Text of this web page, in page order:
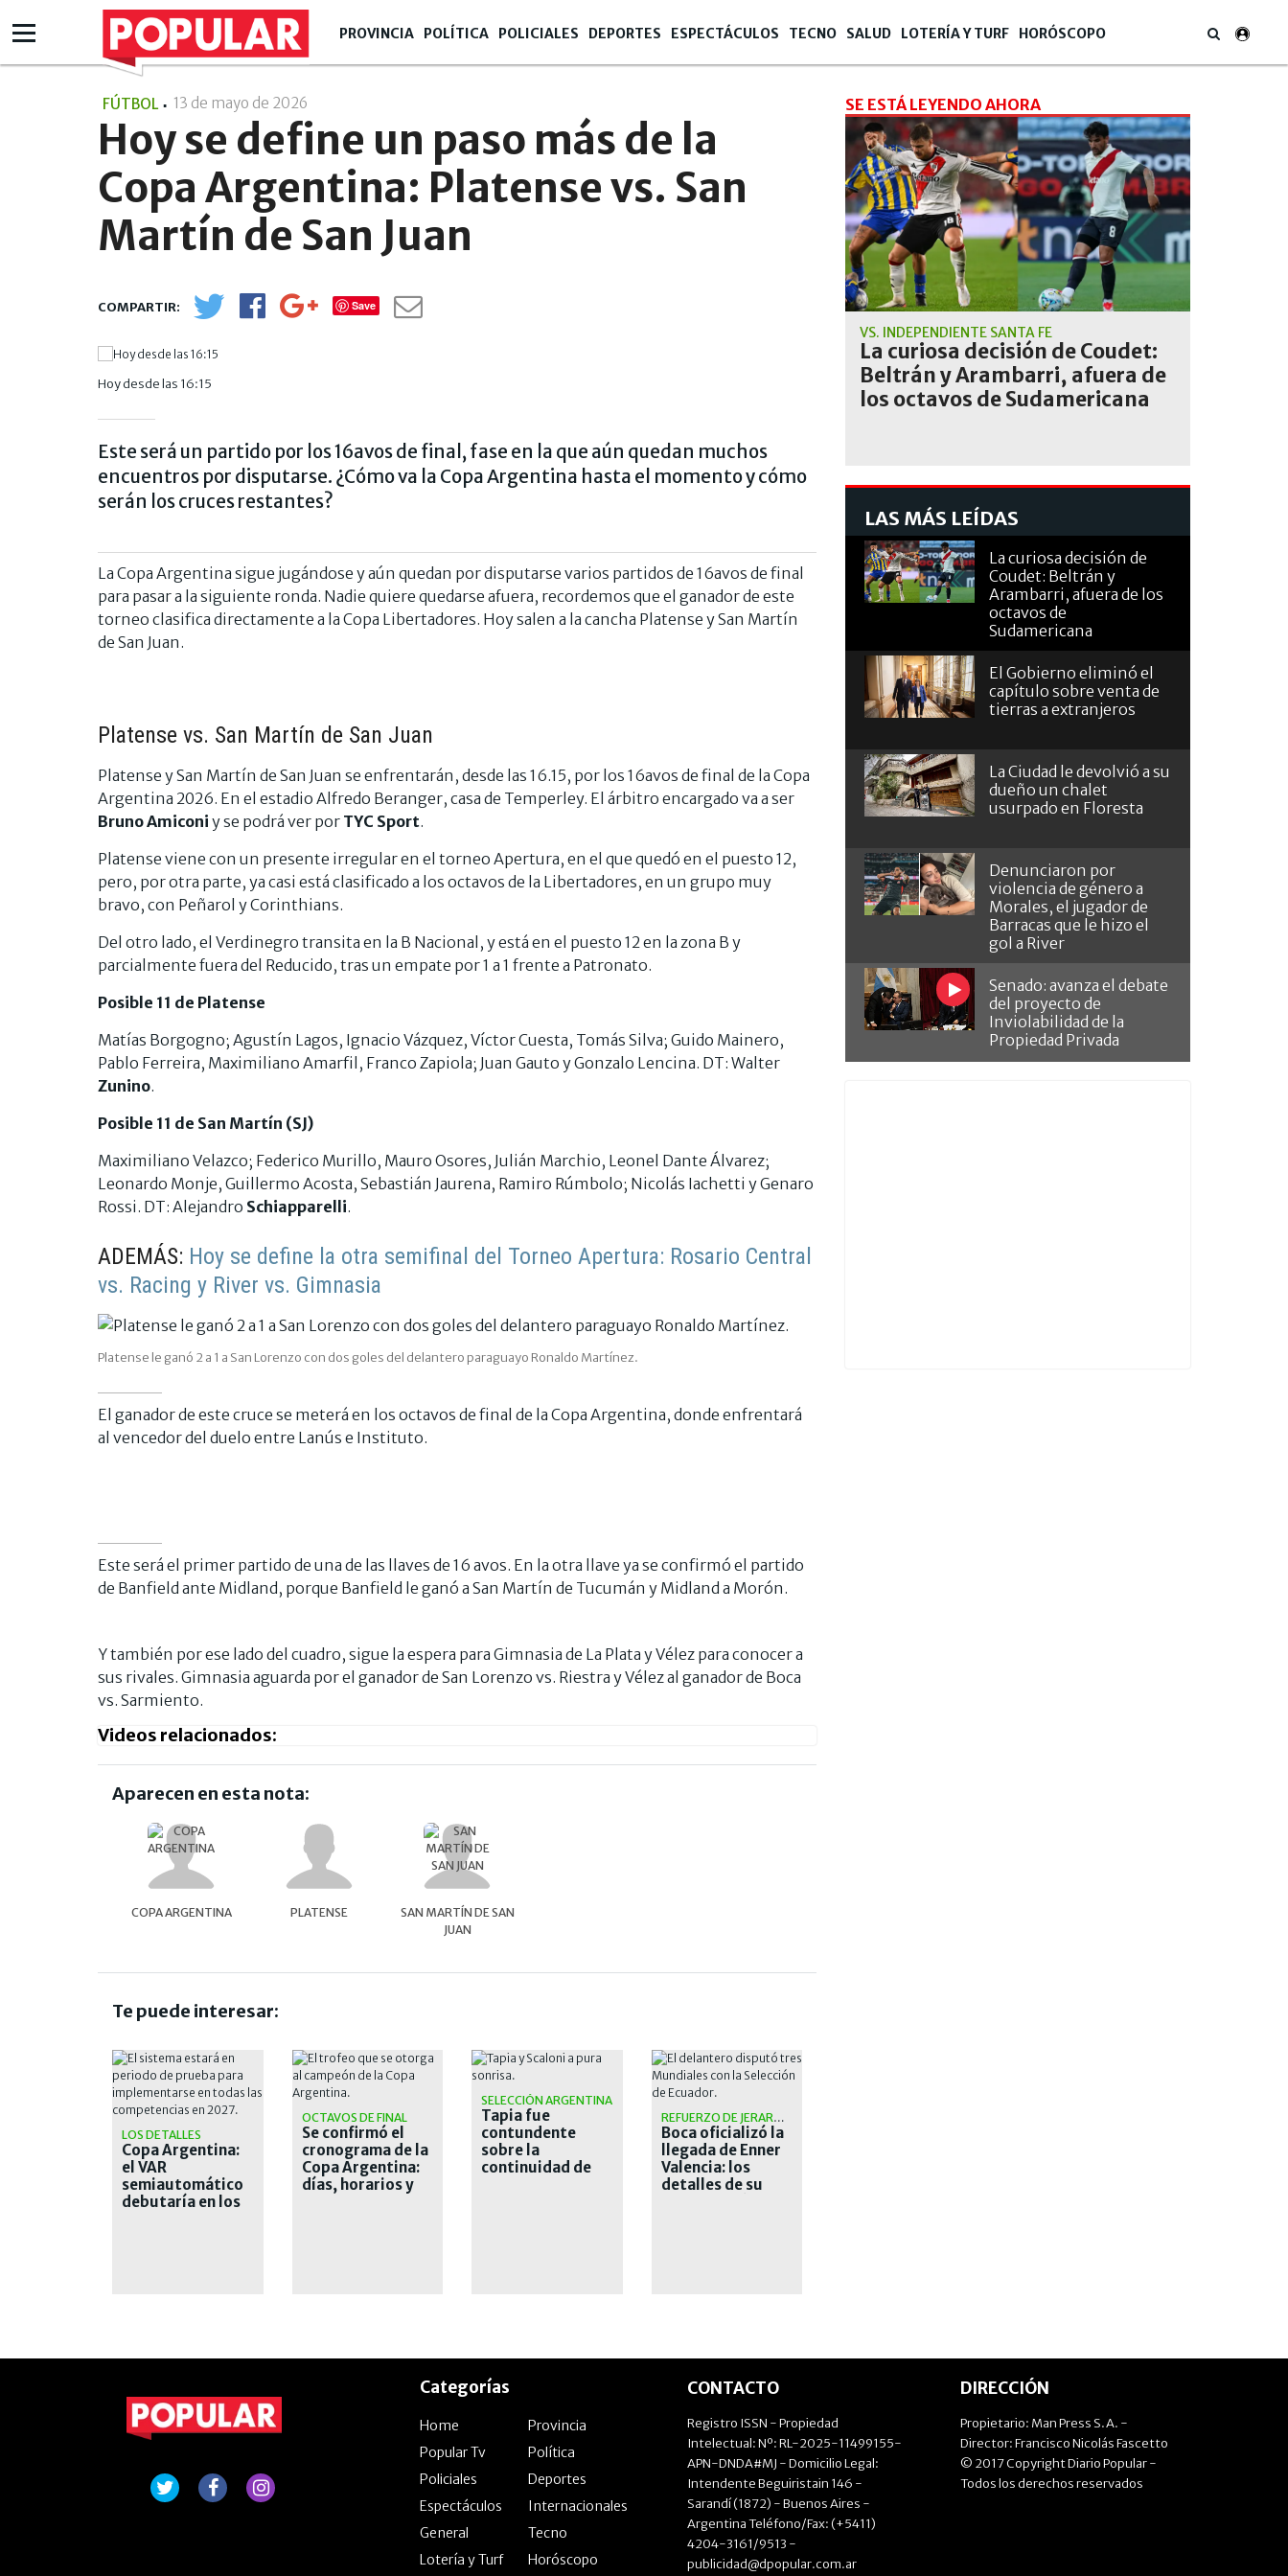
PROVINCIA POLÍTICA POLICIALES DEPORTES ESPECTÁCULOS TECNO SALUD LOTERÍA Y TURF HORÓSCOPO
FÚTBOL 13 de mayo de 2026
Hoy se define un paso más de la
Copa Argentina: Platense vs. San
Martín de San Juan
Save
Hoy desde las 16:15
Este será un partido por los 16avos de final, fase en la que aún quedan muchos
encuentros por disputarse. ¿Cómo va la Copa Argentina hasta el momento y cómo
serán los cruces restantes?
La Copa Argentina sigue jugándose y aún quedan por disputarse varios partidos de 16avos de final
para pasar a la siguiente ronda. Nadie quiere quedarse afuera, recordemos que el ganador de este
torneo clasifica directamente a la Copa Libertadores. Hoy salen a la cancha Platense y San Martín
de San Juan.
Platense vs. San Martín de San Juan
Platense y San Martín de San Juan se enfrentarán, desde las 16.15, por los 16avos de final de la Copa
Argentina 2026. En el estadio Alfredo Beranger, casa de Temperley. El árbitro encargado va a ser
Bruno Amiconi y se podrá ver por TYC Sport.
Platense viene con un presente irregular en el torneo Apertura, en el que quedó en el puesto 12,
pero, por otra parte, ya casi está clasificado a los octavos de la Libertadores, en un grupo muy
bravo, con Peñarol y Corinthians.
Del otro lado, el Verdinegro transita en la B Nacional, y está en el puesto 12 en la zona B y
parcialmente fuera del Reducido, tras un empate por 1 a 1 frente a Patronato.
Posible 11 de Platense
Matías Borgogno; Agustín Lagos, Ignacio Vázquez, Víctor Cuesta, Tomás Silva; Guido Mainero,
Pablo Ferreira, Maximiliano Amarfil, Franco Zapiola; Juan Gauto y Gonzalo Lencina. DT: Walter
Zunino.
Posible 11 de San Martín (SJ)
Maximiliano Velazco; Federico Murillo, Mauro Osores, Julián Marchio, Leonel Dante Álvarez;
Leonardo Monje, Guillermo Acosta, Sebastián Jaurena, Ramiro Rúmbolo; Nicolás Iachetti y Genaro
Rossi. DT: Alejandro Schiapparelli.
ADEMÁS: Hoy se define la otra semifinal del Torneo Apertura: Rosario Central
vs. Racing y River vs. Gimnasia
Platense le ganó 2 a 1 a San Lorenzo con dos goles del delantero paraguayo Ronaldo Martínez.
El ganador de este cruce se meterá en los octavos de final de la Copa Argentina, donde enfrentará
al vencedor del duelo entre Lanús e Instituto.
Este será el primer partido de una de las llaves de 16 avos. En la otra llave ya se confirmó el partido
de Banfield ante Midland, porque Banfield le ganó a San Martín de Tucumán y Midland a Morón.
Y también por ese lado del cuadro, sigue la espera para Gimnasia de La Plata y Vélez para conocer a
sus rivales. Gimnasia aguarda por el ganador de San Lorenzo vs. Riestra y Vélez al ganador de Boca
vs. Sarmiento.
Videos relacionados:
Aparecen en esta nota:
COPA ARGENTINA PLATENSE
SAN MARTÍN DE SAN
JUAN
Te puede interesar:
LOS DETALLES
Copa Argentina:
el VAR
semiautomático
debutaría en los
OCTAVOS DE FINAL
Se confirmó el
cronograma de la
Copa Argentina:
días, horarios y
SELECCIÓN ARGENTINA
Tapia fue
contundente
sobre la
continuidad de
REFUERZO DE JERARQUÍA
Boca oficializó la
llegada de Enner
Valencia: los
detalles de su
SE ESTÁ LEYENDO AHORA
VS. INDEPENDIENTE SANTA FE
La curiosa decisión de Coudet:
Beltrán y Arambarri, afuera de
los octavos de Sudamericana
LAS MÁS LEÍDAS
La curiosa decisión de
Coudet: Beltrán y
Arambarri, afuera de los
octavos de
Sudamericana
El Gobierno eliminó el
capítulo sobre venta de
tierras a extranjeros
La Ciudad le devolvió a su
dueño un chalet
usurpado en Floresta
Denunciaron por
violencia de género a
Morales, el jugador de
Barracas que le hizo el
gol a River
Senado: avanza el debate
del proyecto de
Inviolabilidad de la
Propiedad Privada
Categorías
Home
Provincia
Popular Tv
Política
Policiales
Deportes
Espectáculos
Internacionales
General
Tecno
Lotería y Turf
Horóscopo
CONTACTO
Registro ISSN - Propiedad
Intelectual: Nº: RL-2025-11499155-
APN-DNDA#MJ - Domicilio Legal:
Intendente Beguiristain 146 -
Sarandí (1872) - Buenos Aires -
Argentina Teléfono/Fax: (+5411)
4204-3161/9513 -
publicidad@dpopular.com.ar
DIRECCIÓN
Propietario: Man Press S.A. -
Director: Francisco Nicolás Fascetto
© 2017 Copyright Diario Popular -
Todos los derechos reservados